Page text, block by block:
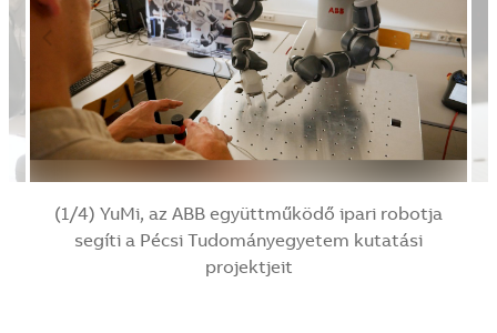
(1/4) YuMi, az ABB együttműködő ipari robotja
segíti a Pécsi Tudományegyetem kutatási
projektjeit